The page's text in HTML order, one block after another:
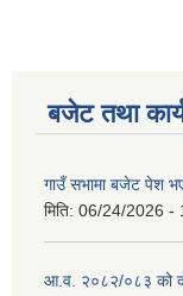
बजेट तथा
गाउँ सभामा बजेट पेश
मिति: 06/24/2026 -
आ.व. २०८२/०८३ को